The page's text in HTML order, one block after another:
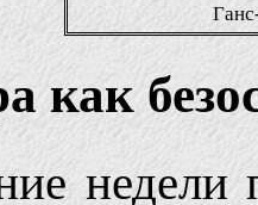
как
недели